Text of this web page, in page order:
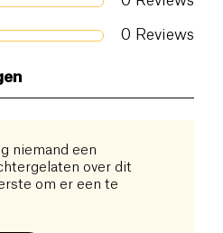
0 Reviews
niemand een
over dit
om er een te